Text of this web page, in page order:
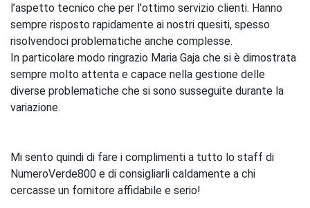
l’aspetto tecnico che per l'ottimo servizio clienti. Hanno
sempre risposto rapidamente ai nostri quesiti, spesso
risolvendoci problematiche anche complesse.
In particolare modo ringrazio Maria Gaja che si è dimostrata
sempre molto attenta e capace nella gestione delle
diverse problematiche che si sono susseguite durante la
variazione.
Mi sento quindi di fare i complimenti a tutto lo staff di
NumeroVerde800 e di consigliarli caldamente a chi
cercasse un fornitore affidabile e serio!